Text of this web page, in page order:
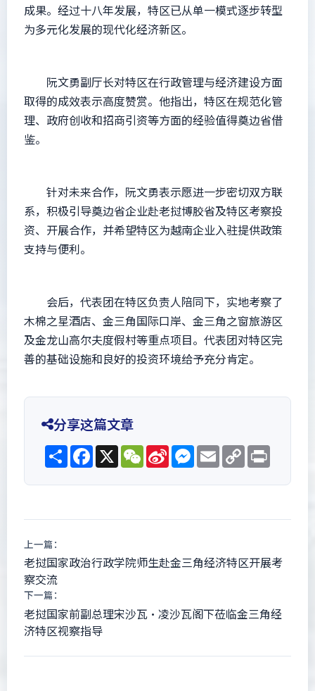
成果。经过十八年发展，特区已从单一模式逐步转型
为多元化发展的现代化经济新区。
阮文勇副厅长对特区在行政管理与经济建设方面
取得的成效表示高度赞赏。他指出，特区在规范化管
理、政府创收和招商引资等方面的经验值得奠边省借
鉴。
针对未来合作，阮文勇表示愿进一步密切双方联
系，积极引导奠边省企业赴老挝博胶省及特区考察投
资、开展合作，并希望特区为越南企业入驻提供政策
支持与便利。
会后，代表团在特区负责人陪同下，实地考察了
木棉之星酒店、金三角国际口岸、金三角之窗旅游区
及金龙山高尔夫度假村等重点项目。代表团对特区完
善的基础设施和良好的投资环境给予充分肯定。
分享这篇文章
ShareFacebook
X WeChat
Sina
Weibo
Messenger
EmailCopy
Link
上一篇：
老挝国家政治行政学院师生赴金三角经济特区开展考
察交流
下一篇：
老挝国家前副总理宋沙瓦·凌沙瓦阁下莅临金三角经
济特区视察指导